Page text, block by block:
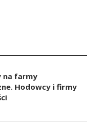
na farmy
Hodowcy i firmy